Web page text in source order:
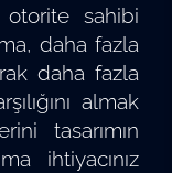
otorite sahibi
daha fazla
daha fazla
almak
tasarımın
ihtiyacınız